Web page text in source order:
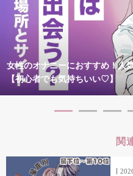
女性のオナニーにおすすめ！人
【初心者でも気持ちいい♡】
関